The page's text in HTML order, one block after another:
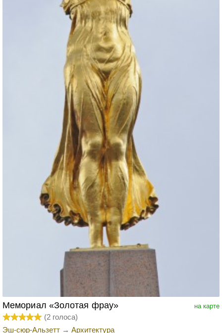
на карте
Мемориал «Золотая фрау»
(2 голоса)
Эш-сюр-Альзетт → Архитектура